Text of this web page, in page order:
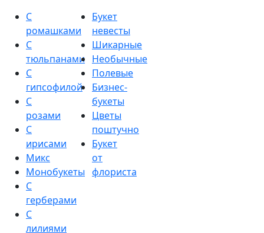
С
ромашками
С
тюльпанами
С
гипсофилой
С
розами
С
ирисами
Микс
Монобукеты
С
герберами
С
лилиями
Букет
невесты
Шикарные
Необычные
Полевые
Бизнес-
букеты
Цветы
поштучно
Букет
от
флориста